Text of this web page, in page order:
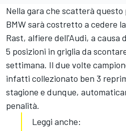
Nella gara che scatterà
BMW sarà costretto a cedere
Rast, alfiere dell'Audi, a causa
5 posizioni in griglia da
settimana. Il due volte
infatti collezionato ben 3
stagione e dunque,
penalità.
Leggi anche: